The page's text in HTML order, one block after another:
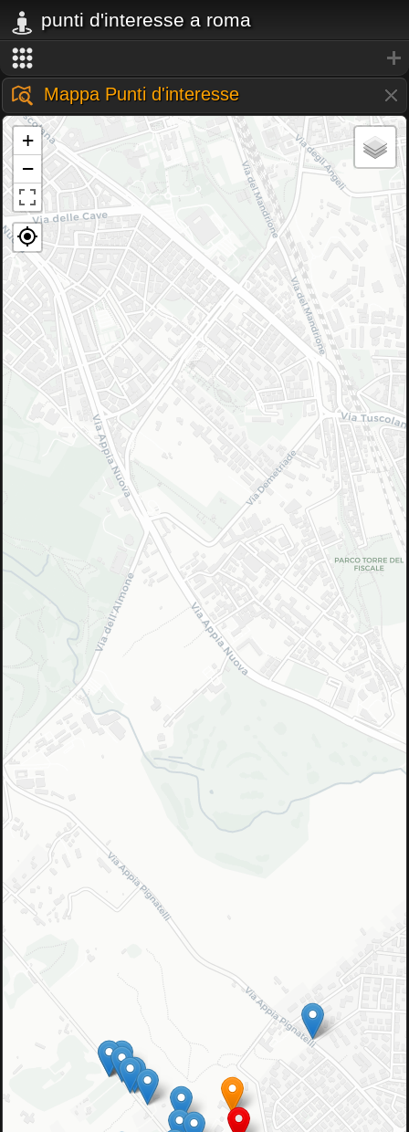
punti d'interesse a roma
Mappa Punti d'interesse
+
−